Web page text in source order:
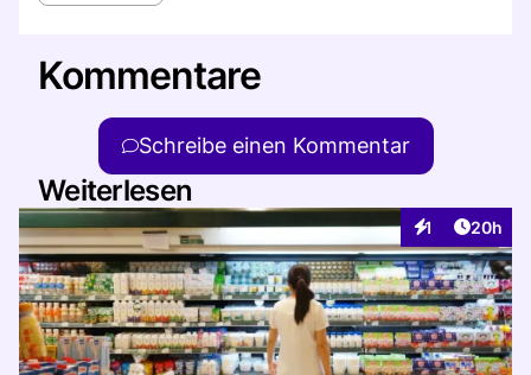
Kommentare
Schreibe einen Kommentar
Weiterlesen
1
Interaktionen
Artikel
20h